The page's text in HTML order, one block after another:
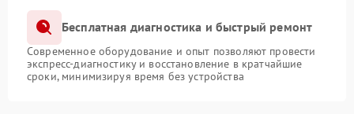
Бесплатная диагностика и быстрый ремонт
Современное оборудование и опыт позволяют провести
экспресс-диагностику и восстановление в кратчайшие
сроки, минимизируя время без устройства